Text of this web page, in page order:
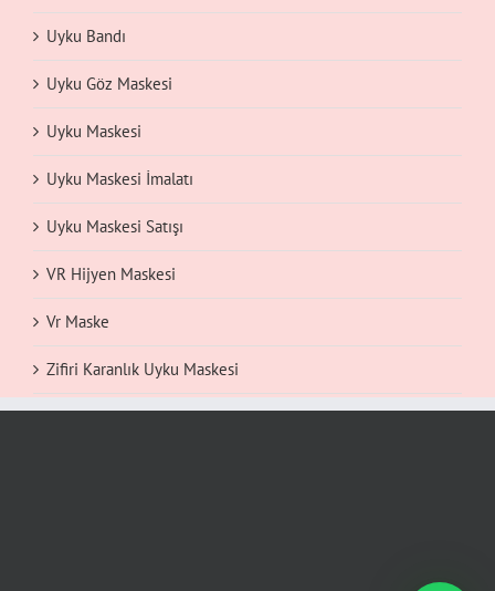
Uyku Bandı
Uyku Göz Maskesi
Uyku Maskesi
Uyku Maskesi İmalatı
Uyku Maskesi Satışı
VR Hijyen Maskesi
Vr Maske
Zifiri Karanlık Uyku Maskesi